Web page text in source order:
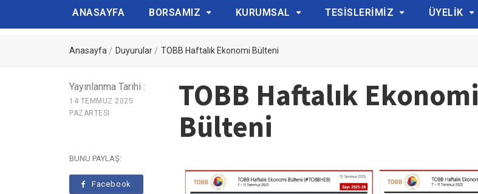
ANASAYFA BORSAMIZ KURUMSAL TESİSLERİMİZ ÜYELİK
Anasayfa Duyurular TOBB Haftalık Ekonomi Bülteni
Yayınlanma Tarihi :
14 TEMMUZ 2025
PAZARTESI
BUNU PAYLAŞ:
Facebook
TOBB Haftalık Ekonomi
Bülteni